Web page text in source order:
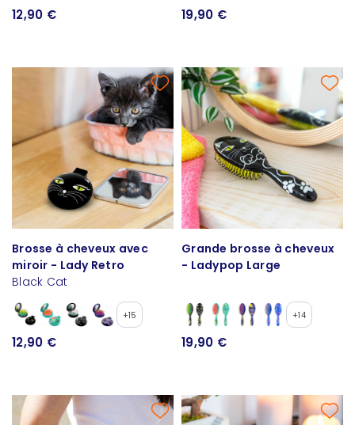
12,90 € 19,90 €
Brosse à cheveux avec
miroir - Lady Retro
Black Cat
+15
12,90 €
Grande brosse à cheveux
- Ladypop Large
+14
19,90 €